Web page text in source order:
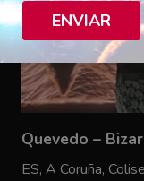
Quevedo –
ES, A Coruña,
ENVIAR